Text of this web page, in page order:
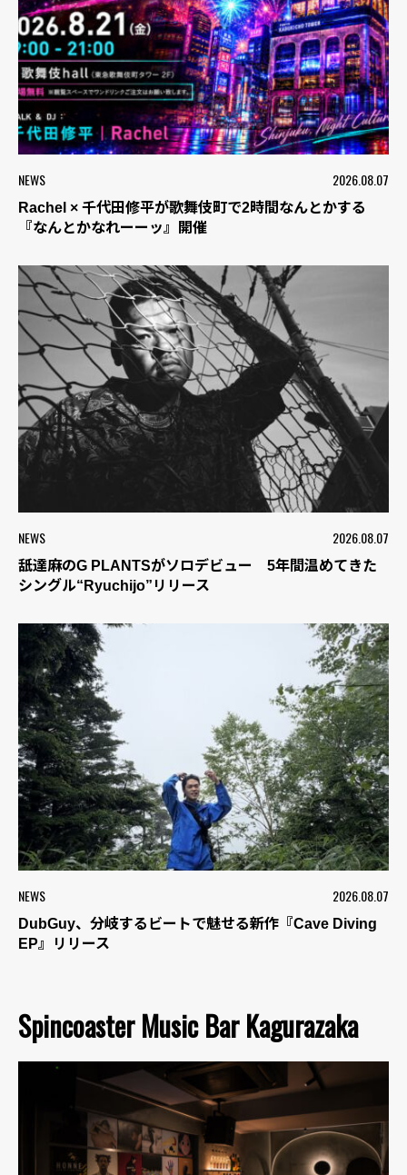
NEWS 2026.08.07
Rachel × 千代田修平が歌舞伎町で2時間なんとかする
『なんとかなれーーッ』開催
NEWS 2026.08.07
舐達麻のG PLANTSがソロデビュー 5年間温めてきた
シングル“Ryuchijo”リリース
NEWS 2026.08.07
DubGuy、分岐するビートで魅せる新作『Cave Diving
EP』リリース
Spincoaster Music Bar Kagurazaka